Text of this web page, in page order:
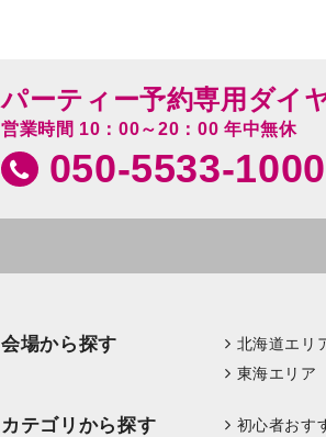
パーティー予約専用ダイ
営業時間 10：00～20：00 年中無休
050-5533-1000
会場から探す
北海道エリ
東海エリア
カテゴリから探す
初心者おす